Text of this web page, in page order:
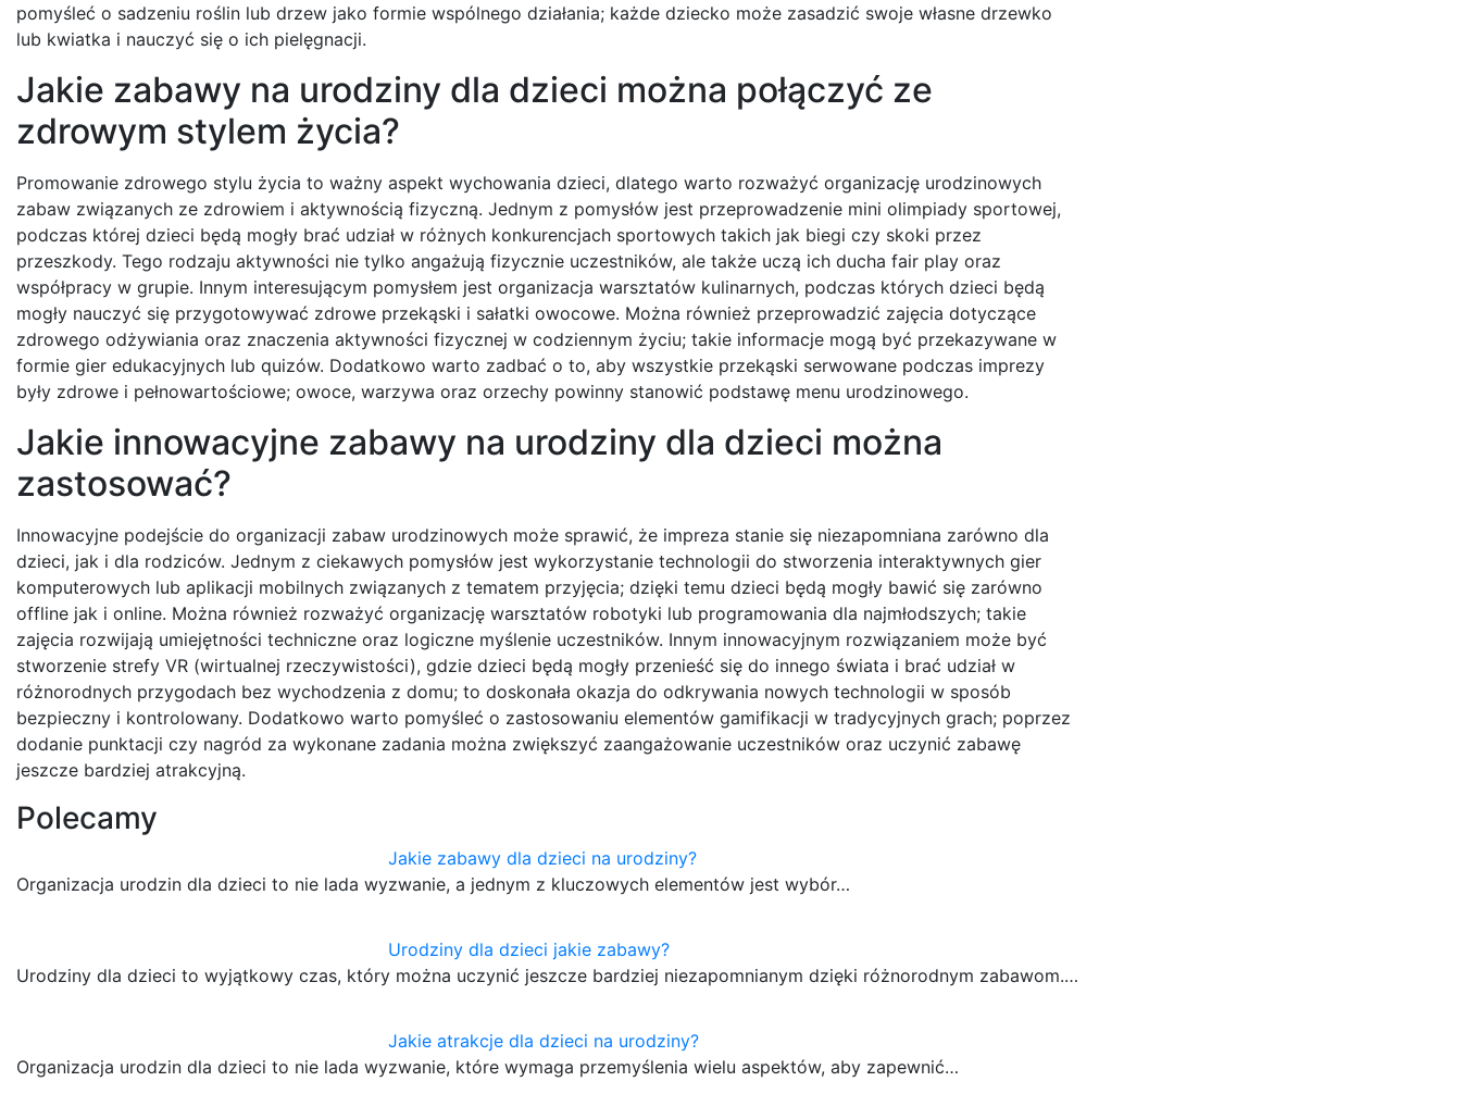
pomyśleć o sadzeniu roślin lub drzew jako formie wspólnego działania; każde dziecko może zasadzić swoje własne drzewko
lub kwiatka i nauczyć się o ich pielęgnacji.
Jakie zabawy na urodziny dla dzieci można połączyć ze
zdrowym stylem życia?
Promowanie zdrowego stylu życia to ważny aspekt wychowania dzieci, dlatego warto rozważyć organizację urodzinowych
zabaw związanych ze zdrowiem i aktywnością fizyczną. Jednym z pomysłów jest przeprowadzenie mini olimpiady sportowej,
podczas której dzieci będą mogły brać udział w różnych konkurencjach sportowych takich jak biegi czy skoki przez
przeszkody. Tego rodzaju aktywności nie tylko angażują fizycznie uczestników, ale także uczą ich ducha fair play oraz
współpracy w grupie. Innym interesującym pomysłem jest organizacja warsztatów kulinarnych, podczas których dzieci będą
mogły nauczyć się przygotowywać zdrowe przekąski i sałatki owocowe. Można również przeprowadzić zajęcia dotyczące
zdrowego odżywiania oraz znaczenia aktywności fizycznej w codziennym życiu; takie informacje mogą być przekazywane w
formie gier edukacyjnych lub quizów. Dodatkowo warto zadbać o to, aby wszystkie przekąski serwowane podczas imprezy
były zdrowe i pełnowartościowe; owoce, warzywa oraz orzechy powinny stanowić podstawę menu urodzinowego.
Jakie innowacyjne zabawy na urodziny dla dzieci można
zastosować?
Innowacyjne podejście do organizacji zabaw urodzinowych może sprawić, że impreza stanie się niezapomniana zarówno dla
dzieci, jak i dla rodziców. Jednym z ciekawych pomysłów jest wykorzystanie technologii do stworzenia interaktywnych gier
komputerowych lub aplikacji mobilnych związanych z tematem przyjęcia; dzięki temu dzieci będą mogły bawić się zarówno
offline jak i online. Można również rozważyć organizację warsztatów robotyki lub programowania dla najmłodszych; takie
zajęcia rozwijają umiejętności techniczne oraz logiczne myślenie uczestników. Innym innowacyjnym rozwiązaniem może być
stworzenie strefy VR (wirtualnej rzeczywistości), gdzie dzieci będą mogły przenieść się do innego świata i brać udział w
różnorodnych przygodach bez wychodzenia z domu; to doskonała okazja do odkrywania nowych technologii w sposób
bezpieczny i kontrolowany. Dodatkowo warto pomyśleć o zastosowaniu elementów gamifikacji w tradycyjnych grach; poprzez
dodanie punktacji czy nagród za wykonane zadania można zwiększyć zaangażowanie uczestników oraz uczynić zabawę
jeszcze bardziej atrakcyjną.
Polecamy
Jakie zabawy dla dzieci na urodziny?
Organizacja urodzin dla dzieci to nie lada wyzwanie, a jednym z kluczowych elementów jest wybór…
Urodziny dla dzieci jakie zabawy?
Urodziny dla dzieci to wyjątkowy czas, który można uczynić jeszcze bardziej niezapomnianym dzięki różnorodnym zabawom.…
Jakie atrakcje dla dzieci na urodziny?
Organizacja urodzin dla dzieci to nie lada wyzwanie, które wymaga przemyślenia wielu aspektów, aby zapewnić…